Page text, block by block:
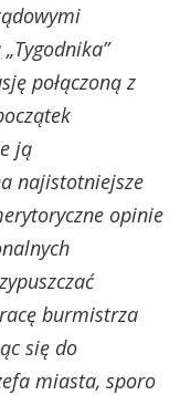
połączoną z
ją
najistotniejsze
opinie
burmistrza
się do
miasta, sporo